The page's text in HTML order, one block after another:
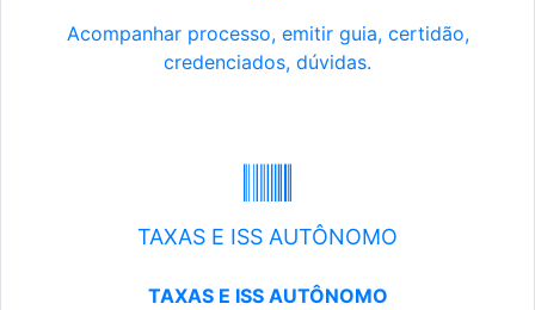
Acompanhar processo, emitir guia, certidão,
credenciados, dúvidas.
TAXAS E ISS AUTÔNOMO
TAXAS E ISS AUTÔNOMO